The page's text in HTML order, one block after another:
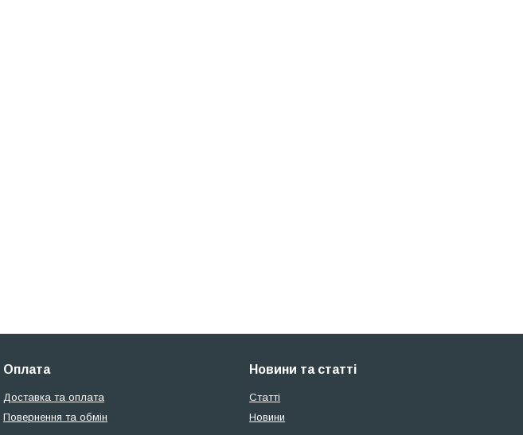
Оплата
Доставка та оплата
Повернення та обмін
Новини та статті
Статті
Новини